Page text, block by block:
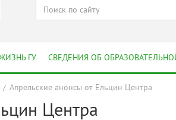
ГУ СВЕДЕНИЯ ОБ
Апрельские анонсы от Ельцин Центра
Центра